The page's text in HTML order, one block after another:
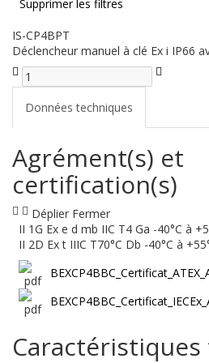
Supprimer les filtres
IS-CP4BPT
Déclencheur manuel à clé Ex i IP66
Données techniques
Agrément(s) et
certification(s)
Déplier Fermer
II 1G Ex e d mb IIC T4 Ga -40°C à
II 2D Ex t IIIC T70°C Db -40°C à